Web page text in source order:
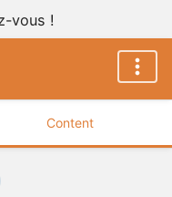
vous !
Content